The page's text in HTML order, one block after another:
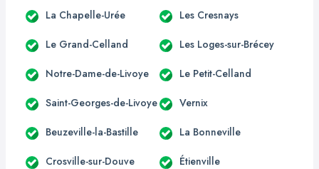
La Chapelle-Urée Les Cresnays
Le Grand-Celland Les Loges-sur-Brécey
Notre-Dame-de-Livoye Le Petit-Celland
Saint-Georges-de-Livoye Vernix
Beuzeville-la-Bastille La Bonneville
Crosville-sur-Douve Étienville